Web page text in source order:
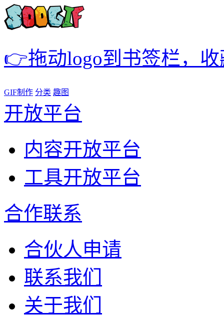
👉拖动logo到书签栏，
GIF制作 分类 趣图
开放平台
内容开放平台
工具开放平台
合作联系
合伙人申请
联系我们
关于我们